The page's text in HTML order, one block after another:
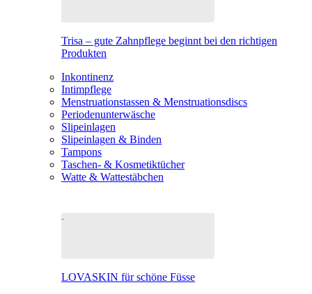
Trisa – gute Zahnpflege beginnt bei den richtigen
Produkten
Inkontinenz
Intimpflege
Menstruationstassen & Menstruationsdiscs
Periodenunterwäsche
Slipeinlagen
Slipeinlagen & Binden
Tampons
Taschen- & Kosmetiktücher
Watte & Wattestäbchen
LOVASKIN für schöne Füsse